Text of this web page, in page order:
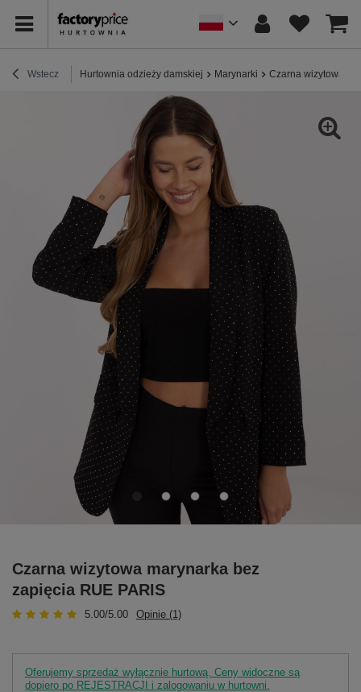
Wstecz Hurtownia odzieży damskiej Marynarki Czarna wizytowa
Czarna wizytowa marynarka bez
zapięcia RUE PARIS
5.00/5.00 Opinie (1)
Oferujemy sprzedaż wyłącznie hurtową. Ceny widoczne są
dopiero po REJESTRACJI i zalogowaniu w hurtowni.